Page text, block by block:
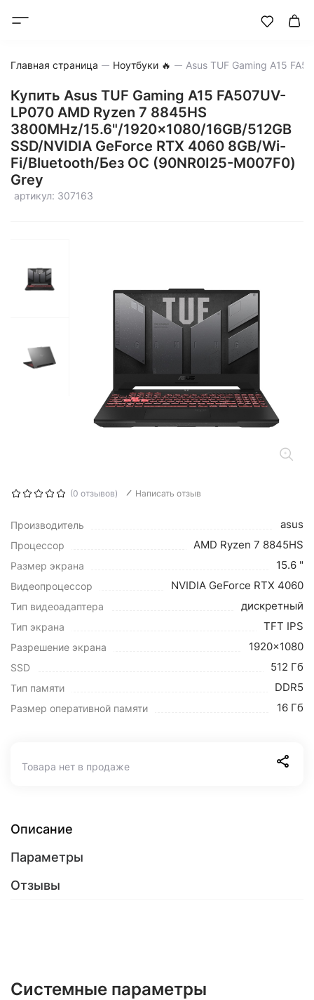
Главная страница Ноутбуки 🔥
Купить Asus TUF Gaming A15 FA507UV-
LP070 AMD Ryzen 7 8845HS
3800MHz/15.6"/1920x1080/16GB/512GB
SSD/NVIDIA GeForce RTX 4060 8GB/Wi-
Fi/Bluetooth/Без ОС (90NR0I25-M007F0)
Grey
артикул: 307163
(0 отзывов) Написать отзыв
Производитель asus
Процессор AMD Ryzen 7 8845HS
Размер экрана 15.6 "
Видеопроцессор NVIDIA GeForce RTX 4060
Тип видеоадаптера дискретный
Тип экрана TFT IPS
Разрешение экрана 1920x1080
SSD 512 Гб
Тип памяти DDR5
Размер оперативной памяти 16 Гб
Товара нет в продаже
Описание
Параметры
Отзывы
Системные параметры